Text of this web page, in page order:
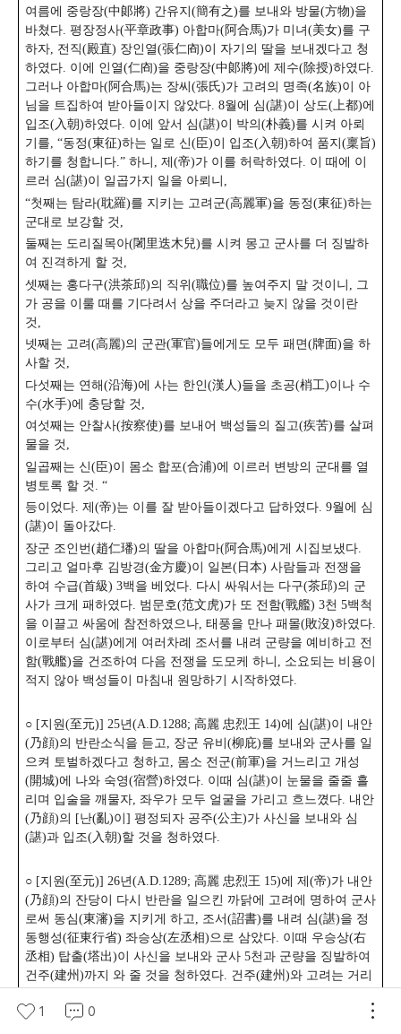
여름에 중랑장(中郞將) 간유지(簡有之)를 보내와 방물(方物)을
바쳤다. 평장정사(平章政事) 아합마(阿合馬)가 미녀(美女)를 구
하자, 전직(殿直) 장인열(張仁㕯)이 자기의 딸을 보내겠다고 청
하였다. 이에 인열(仁㕯)을 중랑장(中郞將)에 제수(除授)하였다.
그러나 아합마(阿合馬)는 장씨(張氏)가 고려의 명족(名族)이 아
님을 트집하여 받아들이지 않았다. 8월에 심(諶)이 상도(上都)에
입조(入朝)하였다. 이에 앞서 심(諶)이 박의(朴義)를 시켜 아뢰
기를, “동정(東征)하는 일로 신(臣)이 입조(入朝)하여 품지(稟旨)
하기를 청합니다.” 하니, 제(帝)가 이를 허락하였다. 이 때에 이
르러 심(諶)이 일곱가지 일을 아뢰니,
“첫째는 탐라(耽羅)를 지키는 고려군(高麗軍)을 동정(東征)하는
군대로 보강할 것,
둘째는 도리질목아(闍里迭木兒)를 시켜 몽고 군사를 더 징발하
여 진격하게 할 것,
셋째는 홍다구(洪茶邱)의 직위(職位)를 높여주지 말 것이니, 그
가 공을 이룰 때를 기다려서 상을 주더라고 늦지 않을 것이란
것,
넷째는 고려(高麗)의 군관(軍官)들에게도 모두 패면(牌面)을 하
사할 것,
다섯째는 연해(沿海)에 사는 한인(漢人)들을 초공(梢工)이나 수
수(水手)에 충당할 것,
여섯째는 안찰사(按察使)를 보내어 백성들의 질고(疾苦)를 살펴
물을 것,
일곱째는 신(臣)이 몸소 합포(合浦)에 이르러 변방의 군대를 열
병토록 할 것. “
등이었다. 제(帝)는 이를 잘 받아들이겠다고 답하였다. 9월에 심
(諶)이 돌아갔다.
장군 조인번(趙仁璠)의 딸을 아합마(阿合馬)에게 시집보냈다.
그리고 얼마후 김방경(金方慶)이 일본(日本) 사람들과 전쟁을
하여 수급(首級) 3백을 베었다. 다시 싸워서는 다구(茶邱)의 군
사가 크게 패하였다. 범문호(范文虎)가 또 전함(戰艦) 3천 5백척
을 이끌고 싸움에 참전하였으나, 태풍을 만나 패몰(敗沒)하였다.
이로부터 심(諶)에게 여러차례 조서를 내려 군량을 예비하고 전
함(戰艦)을 건조하여 다음 전쟁을 도모케 하니, 소요되는 비용이
적지 않아 백성들이 마침내 원망하기 시작하였다.
○ [지원(至元)] 25년(A.D.1288; 高麗 忠烈王 14)에 심(諶)이 내안
(乃顔)의 반란소식을 듣고, 장군 유비(柳庇)를 보내와 군사를 일
으켜 토벌하겠다고 청하고, 몸소 전군(前軍)을 거느리고 개성
(開城)에 나와 숙영(宿營)하였다. 이때 심(諶)이 눈물을 줄줄 흘
리며 입술을 깨물자, 좌우가 모두 얼굴을 가리고 흐느꼈다. 내안
(乃顔)의 [난(亂)이] 평정되자 공주(公主)가 사신을 보내와 심
(諶)과 입조(入朝)할 것을 청하였다.
○ [지원(至元)] 26년(A.D.1289; 高麗 忠烈王 15)에 제(帝)가 내안
(乃顔)의 잔당이 다시 반란을 일으킨 까닭에 고려에 명하여 군사
로써 동심(東瀋)을 지키게 하고, 조서(詔書)를 내려 심(諶)을 정
동행성(征東行省) 좌승상(左丞相)으로 삼았다. 이때 우승상(右
丞相) 탑출(塔出)이 사신을 보내와 군사 5천과 군량을 징발하여
건주(建州)까지 와 줄 것을 청하였다. 건주(建州)와 고려는 거리
신하를 불러 의논하니 모두, “따르려면 힘이 지탱해내지 못하고
1 0